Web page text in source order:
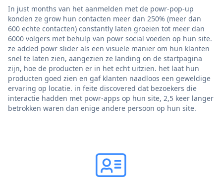
In just months van het aanmelden met de powr-pop-up
konden ze grow hun contacten meer dan 250% (meer dan
600 echte contacten) constantly laten groeien tot meer dan
6000 volgers met behulp van powr social voeden op hun site.
ze added powr slider als een visuele manier om hun klanten
snel te laten zien, aangezien ze landing on de startpagina
zijn, hoe de producten er in het echt uitzien. het laat hun
producten goed zien en gaf klanten naadloos een geweldige
ervaring op locatie. in feite discovered dat bezoekers die
interactie hadden met powr-apps op hun site, 2,5 keer langer
betrokken waren dan enige andere persoon op hun site.